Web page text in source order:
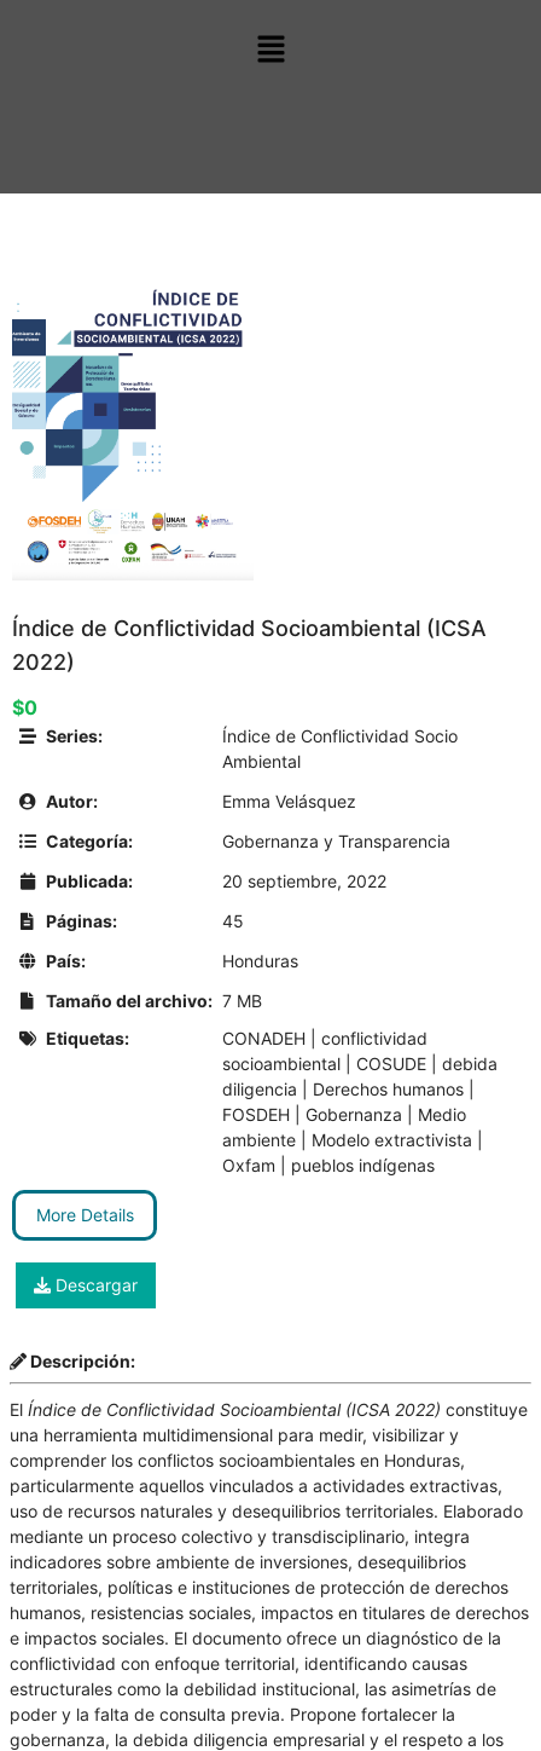
Índice de Conflictividad Socioambiental (ICSA
2022)
$0
Series:
Índice de Conflictividad Socio
Ambiental
Autor:
Emma Velásquez
Categoría:
Gobernanza y Transparencia
Publicada:
20 septiembre, 2022
Páginas:
45
País:
Honduras
Tamaño del archivo: 7 MB
Etiquetas:
CONADEH
conflictividad
socioambiental
COSUDE
debida
diligencia
Derechos humanos
FOSDEH
Gobernanza
Medio
ambiente
Modelo extractivista
Oxfam
pueblos indígenas
More Details
Descargar
Descripción:
El Índice de Conflictividad Socioambiental (ICSA 2022) constituye
una herramienta multidimensional para medir, visibilizar y
comprender los conflictos socioambientales en Honduras,
particularmente aquellos vinculados a actividades extractivas,
uso de recursos naturales y desequilibrios territoriales. Elaborado
mediante un proceso colectivo y transdisciplinario, integra
indicadores sobre ambiente de inversiones, desequilibrios
territoriales, políticas e instituciones de protección de derechos
humanos, resistencias sociales, impactos en titulares de derechos
e impactos sociales. El documento ofrece un diagnóstico de la
conflictividad con enfoque territorial, identificando causas
estructurales como la debilidad institucional, las asimetrías de
poder y la falta de consulta previa. Propone fortalecer la
gobernanza, la debida diligencia empresarial y el respeto a los